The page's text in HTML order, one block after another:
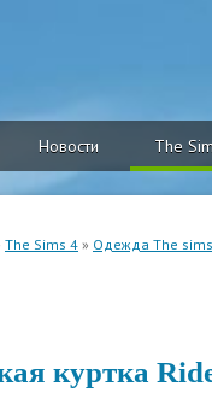
Новости The
The Sims 4 » Одежда The
куртка